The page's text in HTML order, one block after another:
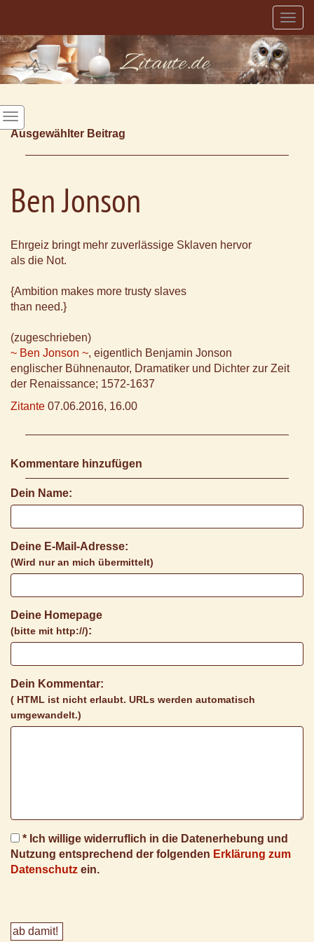
Ausgewählter Beitrag
Ben Jonson
Ehrgeiz bringt mehr zuverlässige Sklaven hervor
als die Not.
{Ambition makes more trusty slaves
than need.}
(zugeschrieben)
~ Ben Jonson ~, eigentlich Benjamin Jonson
englischer Bühnenautor, Dramatiker und Dichter zur Zeit
der Renaissance; 1572-1637
Zitante 07.06.2016, 16.00
Kommentare hinzufügen
Dein Name:
Deine E-Mail-Adresse:
(Wird nur an mich übermittelt)
Deine Homepage
(bitte mit http://):
Dein Kommentar:
( HTML ist nicht erlaubt. URLs werden automatisch
umgewandelt.)
* Ich willige widerruflich in die Datenerhebung und
Nutzung entsprechend der folgenden Erklärung zum
Datenschutz ein.